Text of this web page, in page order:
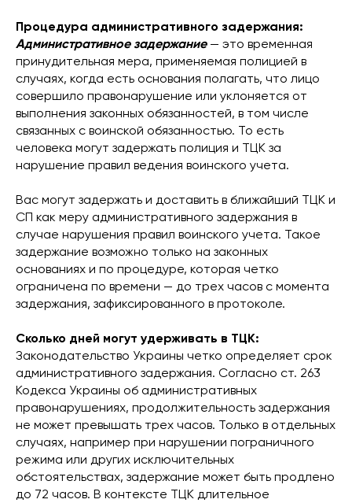
Процедура административного задержания:
Административное задержание— это временная
принудительная мера, применяемая полицией в
случаях, когда есть основания полагать, что лицо
совершило правонарушение или уклоняется от
выполнения законных обязанностей, в том числе
связанных с воинской обязанностью. То есть
человека могут задержать полиция и ТЦК за
нарушение правил ведения воинского учета.
Вас могут задержать и доставить в ближайший ТЦК и
СП как меру административного задержания в
случае нарушения правил воинского учета. Такое
задержание возможно только на законных
основаниях и по процедуре, которая четко
ограничена по времени — до трех часов с момента
задержания, зафиксированного в протоколе.
Сколько дней могут удерживать в ТЦК:
Законодательство Украины четко определяет срок
административного задержания. Согласно ст. 263
Кодекса Украины об административных
правонарушениях, продолжительность задержания
не может превышать трех часов. Только в отдельных
случаях, например при нарушении пограничного
режима или других исключительных
обстоятельствах, задержание может быть продлено
до 72 часов. В контексте ТЦК длительное